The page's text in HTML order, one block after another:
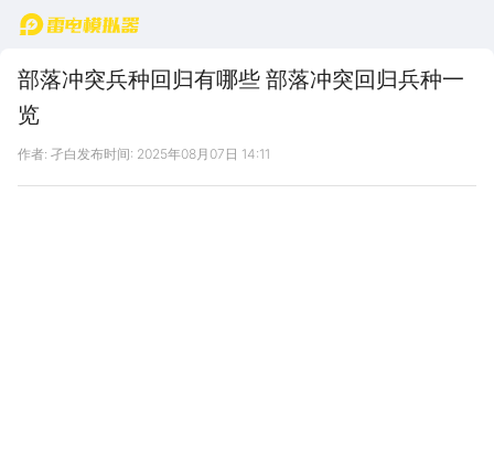
首页
部落冲突兵种回归有哪些 部落冲突回归兵种一
览
作者: 孑白发布时间: 2025年08月07日 14:11